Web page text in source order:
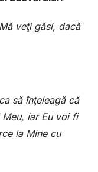
veţi găsi, dacă
să înţeleagă că
iar Eu voi fi
la Mine cu